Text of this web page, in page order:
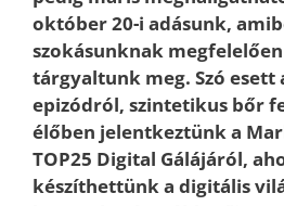
október 20-i adásunk,
szokásunknak
tárgyaltunk meg. Szó esett
epizódról, szintetikus bőr
élőben jelentkeztünk a
TOP25 Digital Gálájáról,
készíthettünk a digitális